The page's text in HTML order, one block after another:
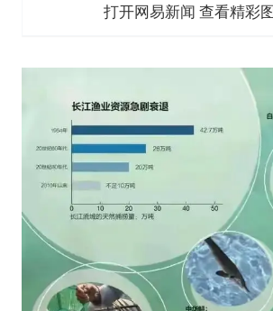
打开网易新闻 查看精彩